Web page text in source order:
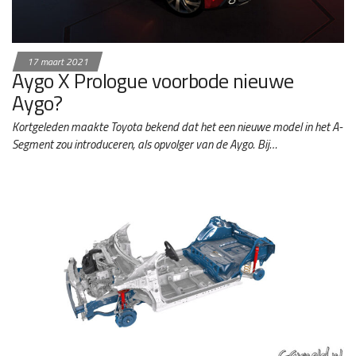
17 maart 2021
Aygo X Prologue voorbode nieuwe
Aygo?
Kortgeleden maakte Toyota bekend dat het een nieuwe model in het A-
Segment zou introduceren, als opvolger van de Aygo. Bij…